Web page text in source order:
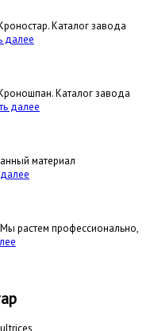
Каталог завода
далее
Каталог завода
далее
материал
растем профессионально,